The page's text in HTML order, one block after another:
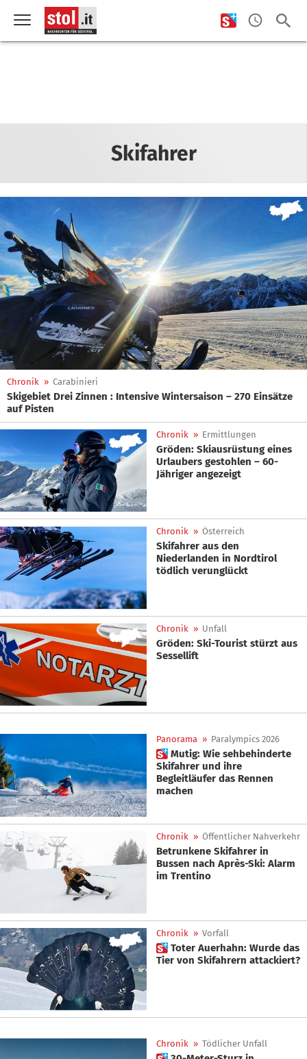
Skifahrer
Chronik » Carabinieri
Skigebiet Drei Zinnen : Intensive Wintersaison – 270 Einsätze
auf Pisten
Chronik » Ermittlungen
Gröden: Skiausrüstung eines
Urlaubers gestohlen – 60-
Jähriger angezeigt
Chronik » Österreich
Skifahrer aus den
Niederlanden in Nordtirol
tödlich verunglückt
Chronik » Unfall
Gröden: Ski-Tourist stürzt aus
Sessellift
Panorama » Paralympics 2026
 Mutig: Wie sehbehinderte
Skifahrer und ihre
Begleitläufer das Rennen
machen
Chronik » Öffentlicher Nahverkehr
Betrunkene Skifahrer in
Bussen nach Après-Ski: Alarm
im Trentino
Chronik » Vorfall
 Toter Auerhahn: Wurde das
Tier von Skifahrern attackiert?
Chronik » Tödlicher Unfall